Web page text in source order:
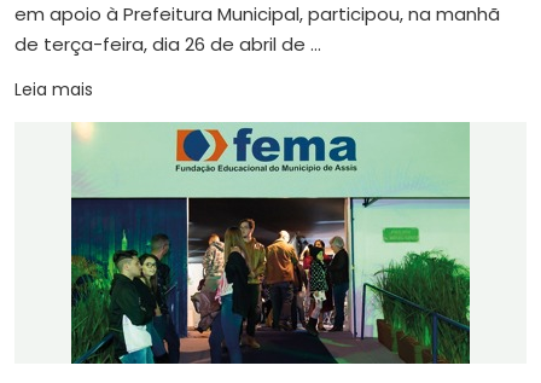
em apoio à Prefeitura Municipal, participou, na manhã
de terça-feira, dia 26 de abril de ...
Leia mais